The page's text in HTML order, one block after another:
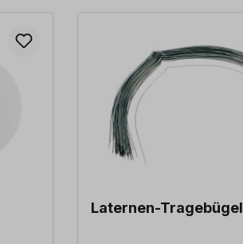
Laternen-Tragebügel